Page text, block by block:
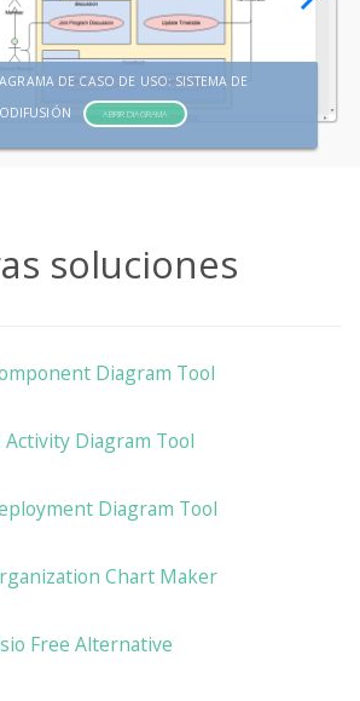
DE CASO DE USO: SISTEMA DE
ABRIR DIAGRAMA
soluciones
Diagram Tool
Activity Diagram Tool
Diagram Tool
Chart Maker
Free Alternative